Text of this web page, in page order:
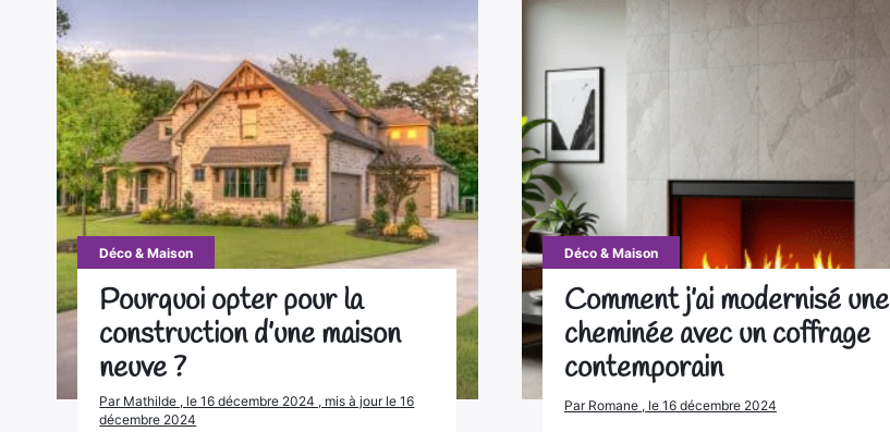
Déco & Maison
Pourquoi opter pour la
construction d’une maison
neuve ?
Par Mathilde , le 16 décembre 2024 , mis à jour le 16
décembre 2024
Déco & Maison
Comment j’ai modernisé une
cheminée avec un coffrage
contemporain
Par Romane , le 16 décembre 2024